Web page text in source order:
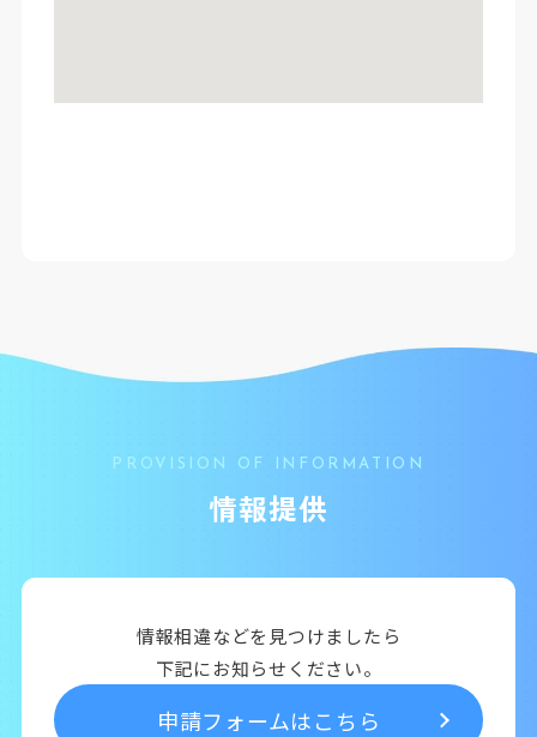
PROVISION OF INFORMATION
情報提供
情報相違などを見つけましたら
下記にお知らせください。
申請フォームはこちら